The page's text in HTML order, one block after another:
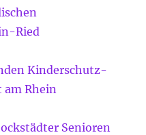
Ried
Kinderschutz-
Rhein
Senioren